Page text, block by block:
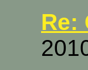
Re: